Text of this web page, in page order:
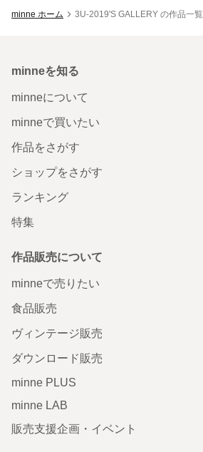
minne ホーム 3U-2019'S GALLERY の作品一覧
minneを知る
minneについて
minneで買いたい
作品をさがす
ショップをさがす
ランキング
特集
作品販売について
minneで売りたい
食品販売
ヴィンテージ販売
ダウンロード販売
minne PLUS
minne LAB
販売支援企画・イベント